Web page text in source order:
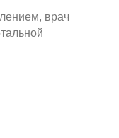
врач